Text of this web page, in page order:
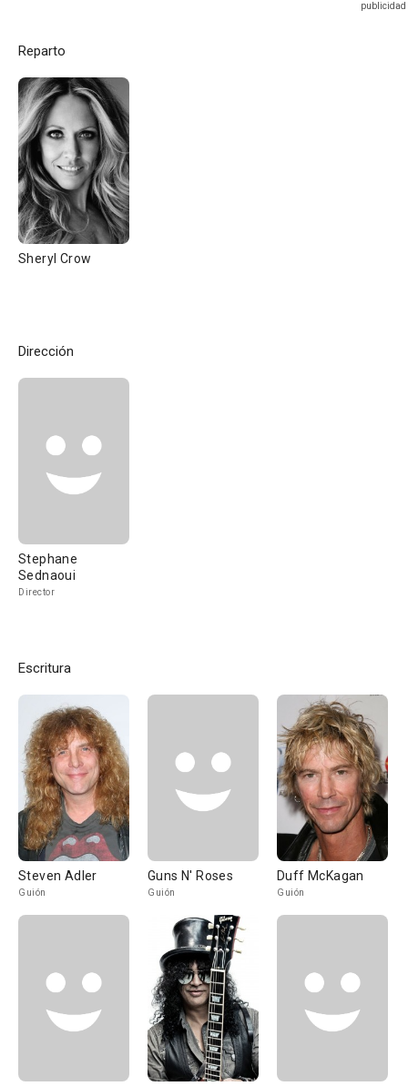
Reparto
Sheryl Crow
Dirección
Stephane
Sednaoui
Director
Escritura
Steven Adler
Guión
Guns N' Roses
Guión
Duff McKagan
Guión